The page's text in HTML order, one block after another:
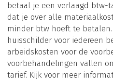
betaal je een verlaagd btw-
dat je over alle
minder btw hoeft te
huisschilder voor iedereen
arbeidskosten voor de
voorbehandelingen vallen
tarief. Kijk voor meer